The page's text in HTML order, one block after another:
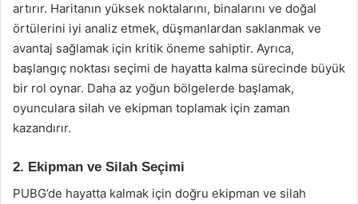
artırır. Haritanın yüksek noktalarını, binalarını ve doğal
örtülerini iyi analiz etmek, düşmanlardan saklanmak ve
avantaj sağlamak için kritik öneme sahiptir. Ayrıca,
başlangıç noktası seçimi de hayatta kalma sürecinde büyük
bir rol oynar. Daha az yoğun bölgelerde başlamak,
oyunculara silah ve ekipman toplamak için zaman
kazandırır.
2. Ekipman ve Silah Seçimi
PUBG’de hayatta kalmak için doğru ekipman ve silah